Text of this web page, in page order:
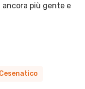
più gente e